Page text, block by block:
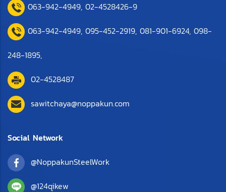
063-942-4949, 02-4528426-9
063-942-4949, 095-452-2919, 081-901-6924, 098-
248-1895,
02-4528487
sawitchaya@noppakun.com
Social Network
@NoppakunSteelWork
@124qikew